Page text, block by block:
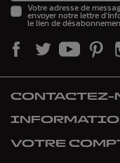
Votre adresse de
envoyer notre lettre
le lien de
CONTACTEZ-
VOTRE